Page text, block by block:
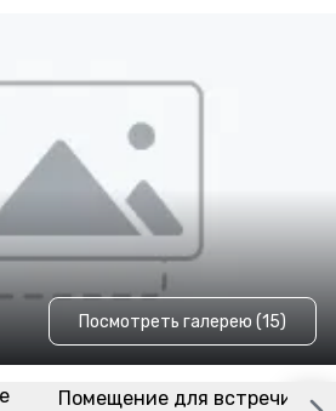
Посмотреть галерею (15)
Помещение для встречи